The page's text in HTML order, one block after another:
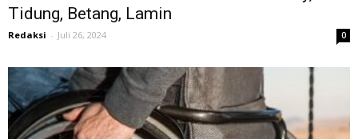
Tidung, Betang, Lamin
Redaksi - Juli 26, 2024 0